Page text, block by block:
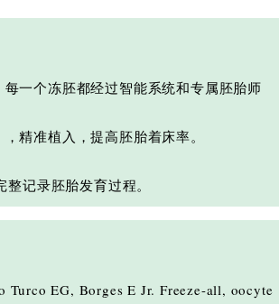
一个冻胚都经过智能系统和专属胚胎师
精准植入，提高胚胎着床率。
记录胚胎发育过程。
EG, Borges E Jr. Freeze-all, oocyte